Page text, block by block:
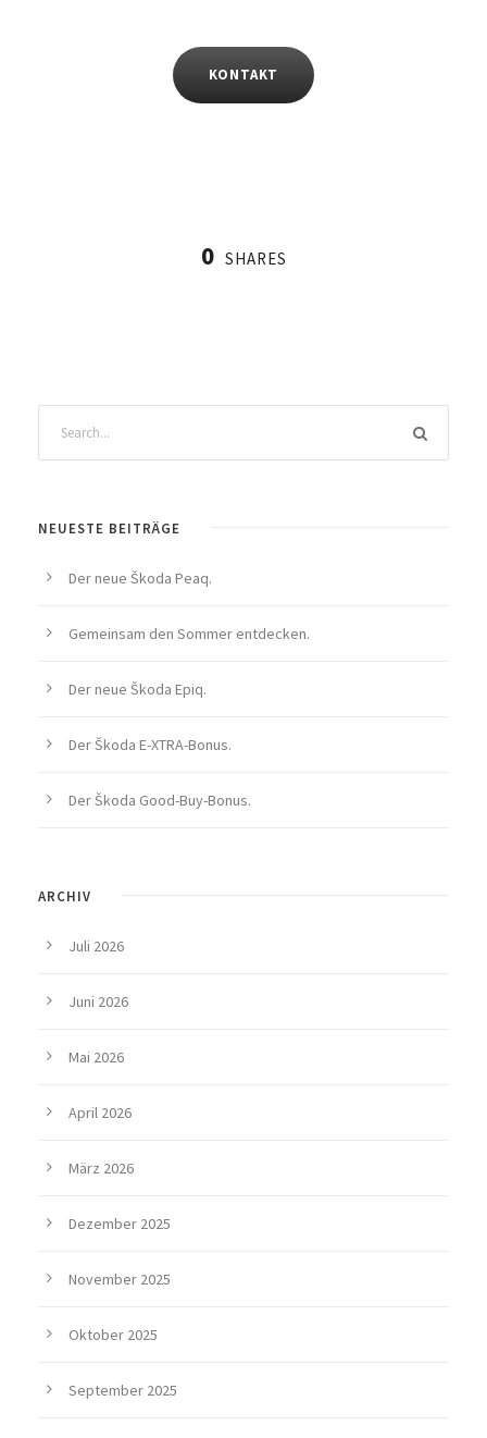
KONTAKT
0 SHARES
NEUESTE BEITRÄGE
Der neue Škoda Peaq.
Gemeinsam den Sommer entdecken.
Der neue Škoda Epiq.
Der Škoda E-XTRA-Bonus.
Der Škoda Good-Buy-Bonus.
ARCHIV
Juli 2026
Juni 2026
Mai 2026
April 2026
März 2026
Dezember 2025
November 2025
Oktober 2025
September 2025